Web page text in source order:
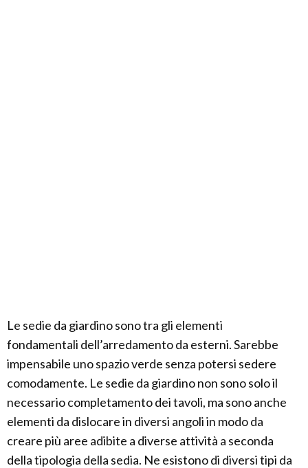
Le sedie da giardino sono tra gli elementi
fondamentali dell’arredamento da esterni. Sarebbe
impensabile uno spazio verde senza potersi sedere
comodamente. Le sedie da giardino non sono solo il
necessario completamento dei tavoli, ma sono anche
elementi da dislocare in diversi angoli in modo da
creare più aree adibite a diverse attività a seconda
della tipologia della sedia. Ne esistono di diversi tipi da